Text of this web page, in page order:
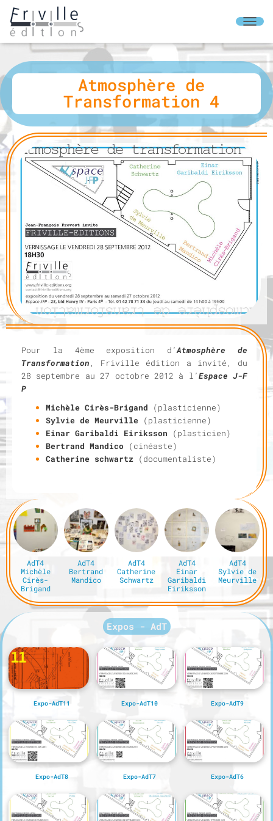
U
V
R
E
R
E
R
L
A
A
V
N
Atmosphère de
Transformation 4
Pour la 4ème exposition d’Atmosphère de
Transformation , Friville édition a invité, du
28 septembre au 27 octobre 2012 à l’Espace J-F
P
Michèle Cirès-Brigand (plasticienne)
Sylvie de Meurville (plasticienne)
Einar Garibaldi Eiriksson (plasticien)
Bertrand Mandico (cinéaste)
Catherine schwartz (documentaliste)
AdT4
Michèle
Cirès-
Brigand
AdT4
Bertrand
Mandico
AdT4
Catherine
Schwartz
AdT4
Einar
Garibaldi
Eiriksson
AdT4
Sylvie de
Meurville
Expos - AdT
Expo-AdT11 Expo-AdT10 Expo-AdT9
Expo-AdT8 Expo-AdT7 Expo-AdT6